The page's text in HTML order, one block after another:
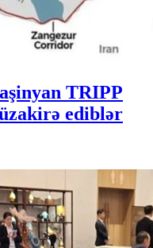
TRIPP
ediblər